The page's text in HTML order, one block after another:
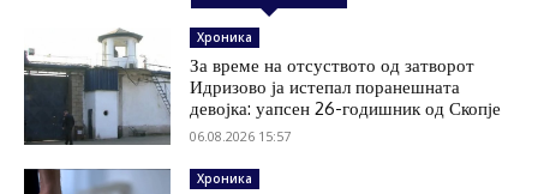
Хроника
За време на отсуството од затворот
Идризово ја истепал поранешната
девојка: уапсен 26-годишник од Скопје
06.08.2026 15:57
Хроника